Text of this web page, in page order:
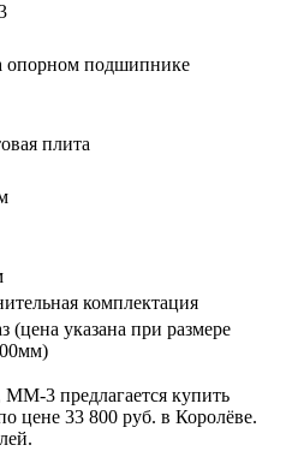
опорном подшипнике
плита
комплектация
(цена указана при размере
3 предлагается купить
цене 33 800 руб. в Королёве.